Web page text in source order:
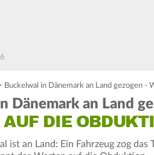
Buckelwal in Dänemark an Land gezogen -
Dänemark an Land
DIE
ist an Land: Ein Fahrzeug zog das